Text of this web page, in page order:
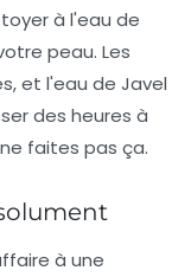
à l'eau de
peau. Les
et l'eau de Javel
des heures à
faites pas ça.
à une